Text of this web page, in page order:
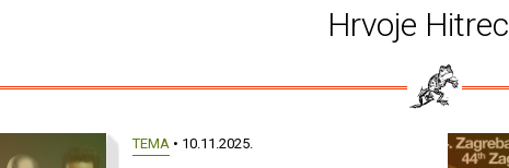
Hrvoje Hitrec
TEMA • 10.11.2025.